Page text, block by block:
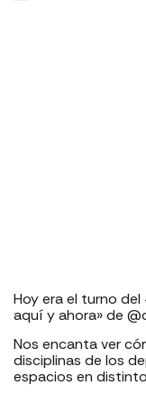
Hoy era el turno
aquí y ahora» de
Nos encanta ver
disciplinas de los
espacios en